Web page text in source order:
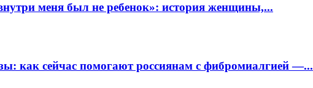
меня был не ребенок»: история женщины,...
как сейчас помогают россиянам с фибромиалгией —...